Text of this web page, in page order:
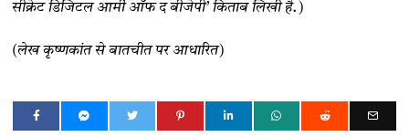
सीक्रेट डिजिटल आर्मी ऑफ द बीजेपी’ किताब लिखी है.)
(लेख कृष्णकांत से बातचीत पर आधारित)